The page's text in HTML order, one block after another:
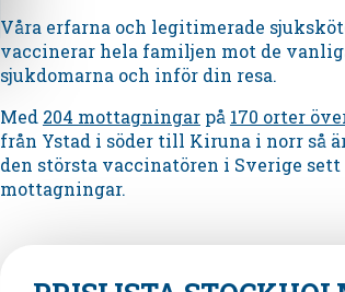
Våra erfarna och legitimerade
vaccinerar hela familjen mot de
sjukdomarna och inför din resa.
Med 204 mottagningarpå 170 orter
från Ystad i söder till Kiruna i norr så
den största vaccinatören i Sverige
mottagningar.